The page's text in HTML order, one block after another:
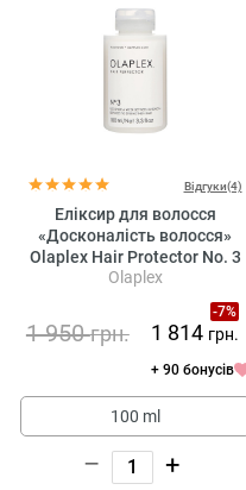
Відгуки(4)
Еліксир для волосся
«Досконалість волосся»
Olaplex Hair Protector No. 3
Olaplex
-7%
1 950грн. 1 814 грн.
+ 90 бонусів
100 ml
– +